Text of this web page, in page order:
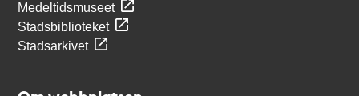
Medeltidsmuseet
Stadsbiblioteket
Stadsarkivet